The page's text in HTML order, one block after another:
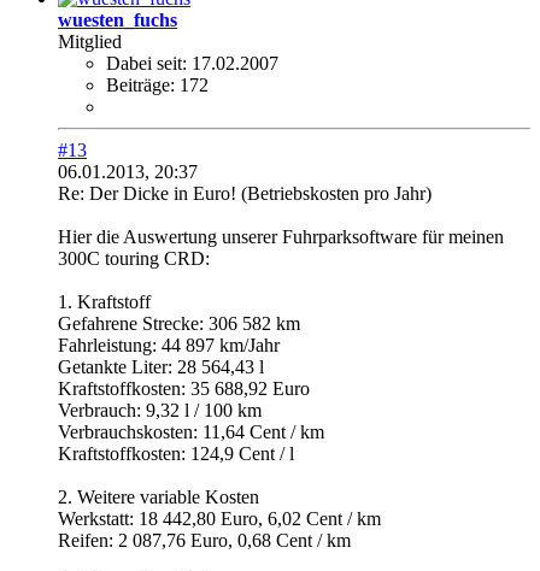
wuesten_fuchs
Mitglied
Dabei seit: 17.02.2007
Beiträge: 172
#13
06.01.2013, 20:37
Re: Der Dicke in Euro! (Betriebskosten pro Jahr)
Hier die Auswertung unserer Fuhrparksoftware für meinen
300C touring CRD:
1. Kraftstoff
Gefahrene Strecke: 306 582 km
Fahrleistung: 44 897 km/Jahr
Getankte Liter: 28 564,43 l
Kraftstoffkosten: 35 688,92 Euro
Verbrauch: 9,32 l / 100 km
Verbrauchskosten: 11,64 Cent / km
Kraftstoffkosten: 124,9 Cent / l
2. Weitere variable Kosten
Werkstatt: 18 442,80 Euro, 6,02 Cent / km
Reifen: 2 087,76 Euro, 0,68 Cent / km